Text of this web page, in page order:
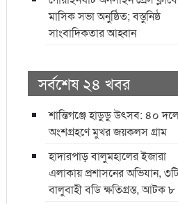
মাসিক সভা অনুষ্ঠিত; বস্তুনিষ্ঠ
সাংবাদিকতার আহ্বান
সর্বশেষ ২৪ খবর
শান্তিগঞ্জে হাডুডু উৎসব: ৪০
অংশগ্রহণে মুখর জয়কলস গ্রাম
হাদারপাড় বালুমহালের ইজারা
এলাকায় প্রশাসনের অভিযান,
বালুবাহী বডি ক্ষতিগ্রস্ত, আটক ৮